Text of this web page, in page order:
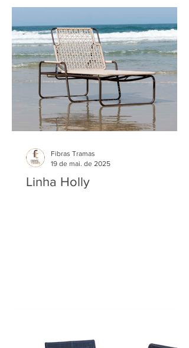
Linha Holly
Fibras Tramas
19 de mai. de 2025